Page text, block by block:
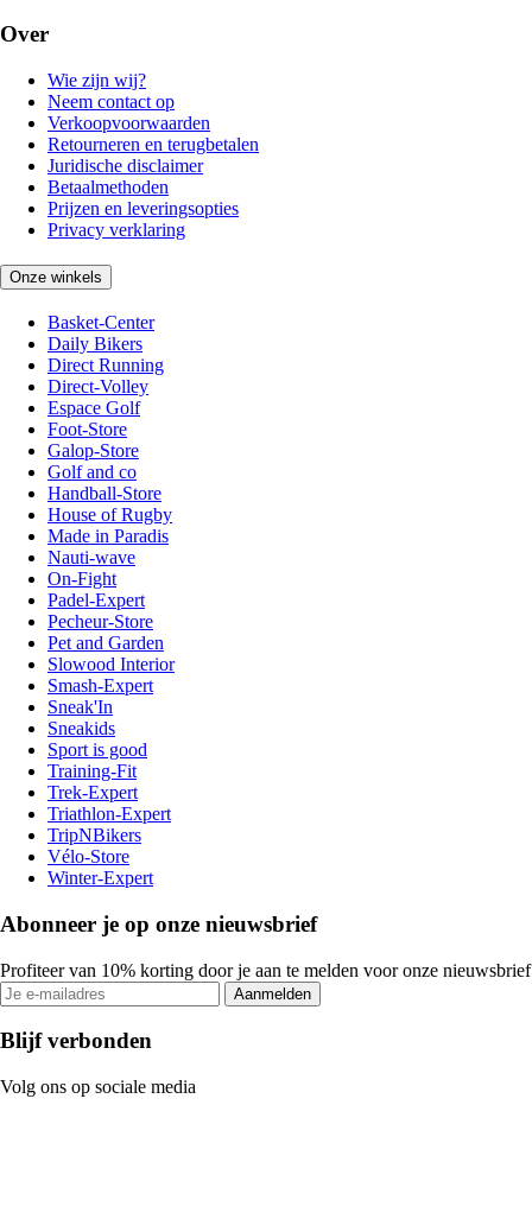
Over
Wie zijn wij?
Neem contact op
Verkoopvoorwaarden
Retourneren en terugbetalen
Juridische disclaimer
Betaalmethoden
Prijzen en leveringsopties
Privacy verklaring
Onze winkels
Basket-Center
Daily Bikers
Direct Running
Direct-Volley
Espace Golf
Foot-Store
Galop-Store
Golf and co
Handball-Store
House of Rugby
Made in Paradis
Nauti-wave
On-Fight
Padel-Expert
Pecheur-Store
Pet and Garden
Slowood Interior
Smash-Expert
Sneak'In
Sneakids
Sport is good
Training-Fit
Trek-Expert
Triathlon-Expert
TripNBikers
Vélo-Store
Winter-Expert
Abonneer je op onze nieuwsbrief
Profiteer van 10% korting door je aan te melden voor onze nieuwsbrief
Aanmelden
Blijf verbonden
Volg ons op sociale media